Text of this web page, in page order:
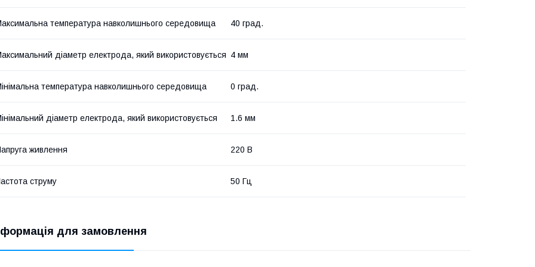
температура навколишнього середовища 40 град.
діаметр електрода, який використовується 4 мм
температура навколишнього середовища 0 град.
діаметр електрода, який використовується 1.6 мм
живлення 220 В
струму 50 Гц
для замовлення